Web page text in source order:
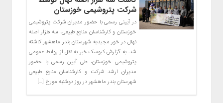
شرکت پتروشیمی خوزستان
در آیینی رسمی با حضور مدیران شرکت پتروشیمی
خوزستان و کارشناسان منابع طبیعی، سه هزار اصله
نهال در خور مجیدیه شهرستان بندر ماهشهر کاشته
شد. به گزارش کیوسک خبر به نقل از روابط عمومی
پتروشیمی خوزستان، طی آیین رسمی با حضور
مدیران ارشد شرکت و کارشناسان منابع طبیعی
شهرستان بندر ماهشهر در روز دوشنبه مورخ […]